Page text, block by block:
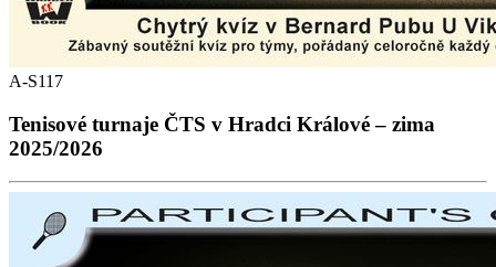
A-S117
Tenisové turnaje ČTS v Hradci Králové – zima
2025/2026